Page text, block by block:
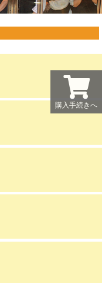
購入手続きへ